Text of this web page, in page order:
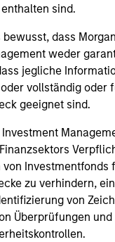
sind.
dass
weder
jegliche
vollständig oder
geeignet sind.
von Investmentfonds
zu verhindern,
von
Überprüfungen und
information may
sophisticated
the risks associated with
may not be
represents how the
generally implements
market conditions.
has been
and does not
to buy or sell any